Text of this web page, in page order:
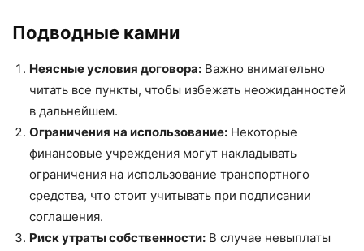
Подводные камни
Неясные условия договора: Важно внимательно
читать все пункты, чтобы избежать неожиданностей
в дальнейшем.
Ограничения на использование: Некоторые
финансовые учреждения могут накладывать
ограничения на использование транспортного
средства, что стоит учитывать при подписании
соглашения.
Риск утраты собственности: В случае невыплаты